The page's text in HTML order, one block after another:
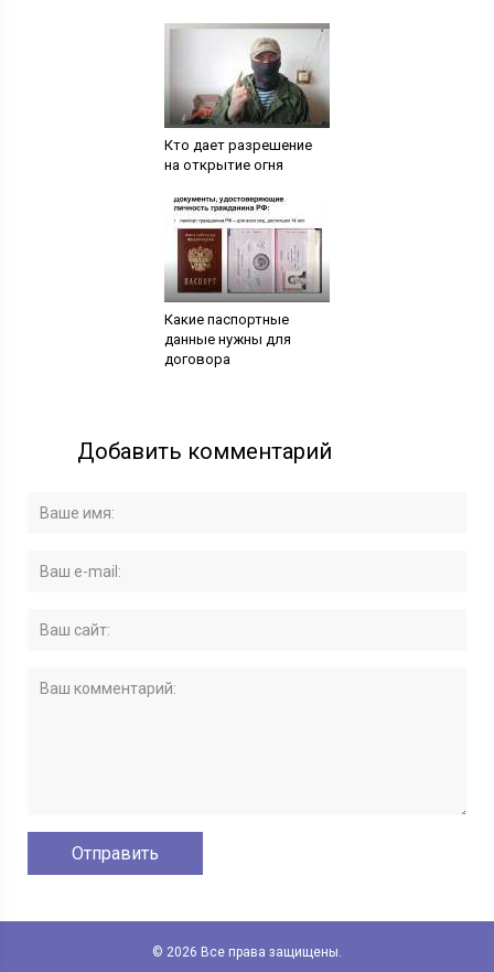
Кто дает разрешение
на открытие огня
Какие паспортные
данные нужны для
договора
Добавить комментарий
© 2026 Все права защищены.